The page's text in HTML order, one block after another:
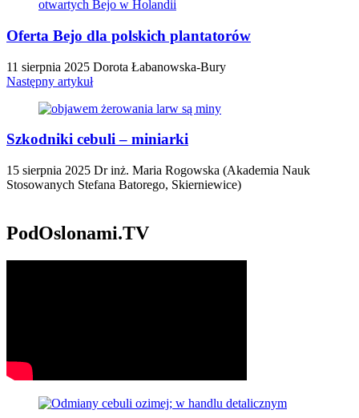
Oferta Bejo dla polskich plantatorów
11 sierpnia 2025 Dorota Łabanowska-Bury
Następny artykuł
Szkodniki cebuli – miniarki
15 sierpnia 2025 Dr inż. Maria Rogowska (Akademia Nauk
Stosowanych Stefana Batorego, Skierniewice)
PodOslonami.TV